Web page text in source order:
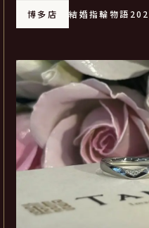
博多店 結婚指輪物語